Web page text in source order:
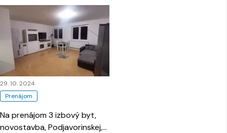
Prenájom
29. 10. 2024
Na prenájom 3 izbový byt,
novostavba, Podjavorinskej,